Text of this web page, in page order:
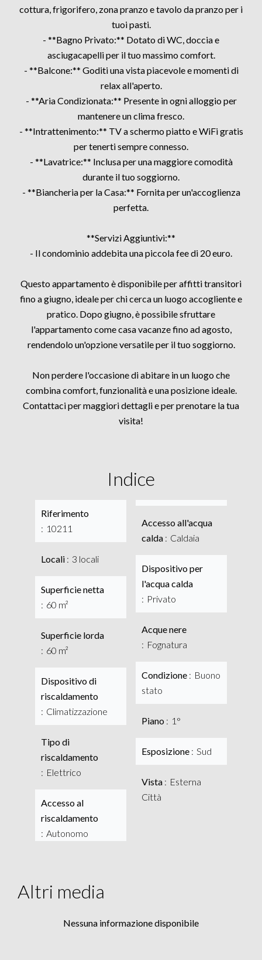
cottura, frigorifero, zona pranzo e tavolo da pranzo per i
tuoi pasti.
- **Bagno Privato:** Dotato di WC, doccia e
asciugacapelli per il tuo massimo comfort.
- **Balcone:** Goditi una vista piacevole e momenti di
relax all'aperto.
- **Aria Condizionata:** Presente in ogni alloggio per
mantenere un clima fresco.
- **Intrattenimento:** TV a schermo piatto e WiFi gratis
per tenerti sempre connesso.
- **Lavatrice:** Inclusa per una maggiore comodità
durante il tuo soggiorno.
- **Biancheria per la Casa:** Fornita per un'accoglienza
perfetta.
**Servizi Aggiuntivi:**
- Il condominio addebita una piccola fee di 20 euro.
Questo appartamento è disponibile per affitti transitori
fino a giugno, ideale per chi cerca un luogo accogliente e
pratico. Dopo giugno, è possibile sfruttare
l'appartamento come casa vacanze fino ad agosto,
rendendolo un'opzione versatile per il tuo soggiorno.
Non perdere l'occasione di abitare in un luogo che
combina comfort, funzionalità e una posizione ideale.
Contattaci per maggiori dettagli e per prenotare la tua
visita!
Indice
Riferimento
10211
Locali 3 locali
Superficie netta
60 m²
Superficie lorda
60 m²
Dispositivo di
riscaldamento
Climatizzazione
Tipo di
riscaldamento
Elettrico
Accesso al
riscaldamento
Autonomo
Accesso all'acqua
calda
Caldaia
Dispositivo per
l'acqua calda
Privato
Acque nere
Fognatura
Condizione
Buono
stato
Piano 1°
Esposizione Sud
Vista
Esterna
Città
Altri media
Nessuna informazione disponibile